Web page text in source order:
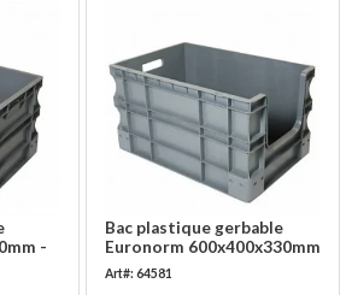
-
Bac plastique gerbable
Euronorm 600x400x330mm
Art#: 64581